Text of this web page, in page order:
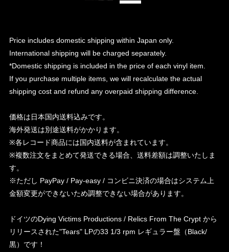
Price includes domestic shipping within Japan only.
International shipping will be charged separately.
*Domestic shipping is included in the price of each vinyl item.
If you purchase multiple items, we will recalculate the actual
shipping cost and refund any overpaid shipping difference.
価格は日本国内送料込みです。
海外発送は別途送料がかかります。
※各レコード商品には国内送料が含まれています。
※複数注文をまとめて発送できる場合、送料差額は調整いたしま
す。
※ただし PayPay / Pay-easy / コンビニ決済の場合はシステム上
金額変更ができないため調整できない場合があります。
ドイツのDying Victims Productions / Relics From The Crypt から
リリースされた"Tears" LPの33 1/3 rpm レギュラー盤（Black/
黒）です！